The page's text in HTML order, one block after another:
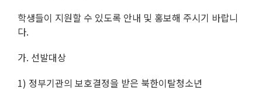
학생들이 지원할 수 있도록 안내 및 홍보해 주시기 바랍니
다.
가. 선발대상
1) 정부기관의 보호결정을 받은 북한이탈청소년